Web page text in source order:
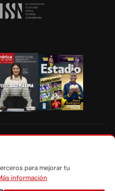
los contenidos de Vistazo.com.
para mejorar tu
información